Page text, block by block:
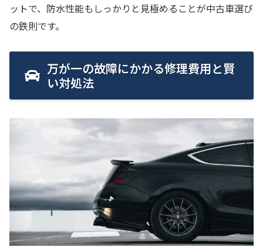
ットで、防水性能もしっかりと見極めることが中古車選び
の鉄則です。
万が一の故障にかかる修理費用と賢
い対処法